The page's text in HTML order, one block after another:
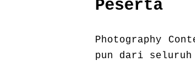
Peserta
Photography
pun dari seluruh